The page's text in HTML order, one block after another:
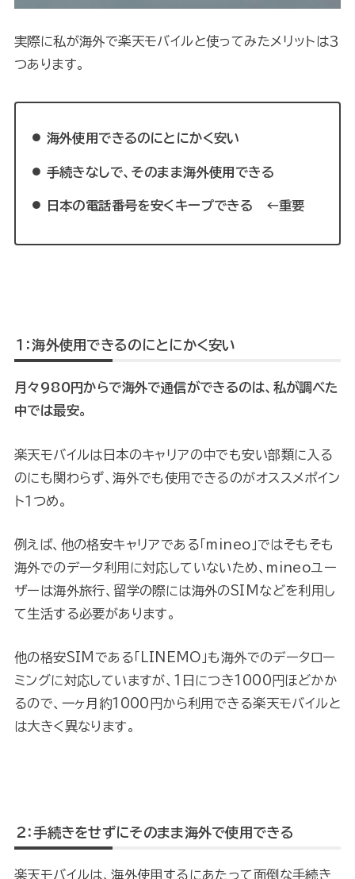
実際に私が海外で楽天モバイルと使ってみたメリットは３
つあります。
海外使用できるのにとにかく安い
手続きなしで、そのまま海外使用できる
日本の電話番号を安くキープできる ←重要
１：海外使用できるのにとにかく安い
月々980円からで海外で通信ができるのは、私が調べた
中では最安。
楽天モバイルは日本のキャリアの中でも安い部類に入る
のにも関わらず、海外でも使用できるのがオススメポイン
ト１つめ。
例えば、他の格安キャリアである「mineo」ではそもそも
海外でのデータ利用に対応していないため、mineoユー
ザーは海外旅行、留学の際には海外のSIMなどを利用し
て生活する必要があります。
他の格安SIMである「LINEMO」も海外でのデータロー
ミングに対応していますが、1日につき1000円ほどかか
るので、一ヶ月約1000円から利用できる楽天モバイルと
は大きく異なります。
２：手続きをせずにそのまま海外で使用できる
楽天モバイルは、海外使用するにあたって面倒な手続き